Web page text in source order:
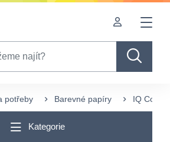
potřeby Barevné papíry IQ Color
Kategorie